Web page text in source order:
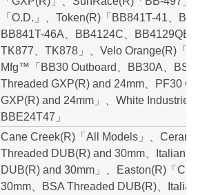
「O.D.」、Token(R)「BB841T-41、
BB841T-46A、BB4124C、BB4129QB
TK877、TK878」、Velo Orange(R)「
Mfg™「BB30 Outboard、BB30A、BSA
Threaded GXP(R) and 24mm、PF30
GXP(R) and 24mm」、White
BBE24T47」
Cane Creek(R)「All Models」、
Threaded DUB(R) and 30mm、Italian
DUB(R) and 30mm」、Easton(R)「
30mm、BSA Threaded DUB(R)、Italian